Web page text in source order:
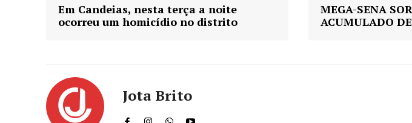
Em Candeias, nesta terça a noite
ocorreu um homicídio no distrito
MEGA-SENA
ACUMULADO
Jota Brito